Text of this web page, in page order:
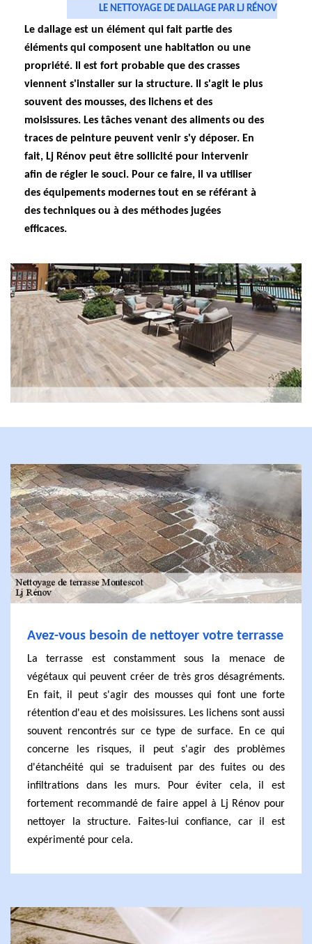
LE NETTOYAGE DE DALLAGE PAR LJ RÉNOV
Le dallage est un élément qui fait partie des
éléments qui composent une habitation ou une
propriété. Il est fort probable que des crasses
viennent s'installer sur la structure. Il s'agit le plus
souvent des mousses, des lichens et des
moisissures. Les tâches venant des aliments ou des
traces de peinture peuvent venir s'y déposer. En
fait, Lj Rénov peut être sollicité pour intervenir
afin de régler le souci. Pour ce faire, il va utiliser
des équipements modernes tout en se référant à
des techniques ou à des méthodes jugées
efficaces.
Avez-vous besoin de nettoyer votre terrasse
La terrasse est constamment sous la menace de
végétaux qui peuvent créer de très gros désagréments.
En fait, il peut s'agir des mousses qui font une forte
rétention d'eau et des moisissures. Les lichens sont aussi
souvent rencontrés sur ce type de surface. En ce qui
concerne les risques, il peut s'agir des problèmes
d'étanchéité qui se traduisent par des fuites ou des
infiltrations dans les murs. Pour éviter cela, il est
fortement recommandé de faire appel à Lj Rénov pour
nettoyer la structure. Faites-lui confiance, car il est
expérimenté pour cela.